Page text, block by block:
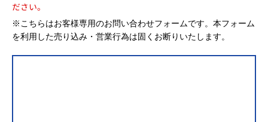
ださい。
※こちらはお客様専用のお問い合わせフォームです。本フォーム
を利用した売り込み・営業行為は固くお断りいたします。